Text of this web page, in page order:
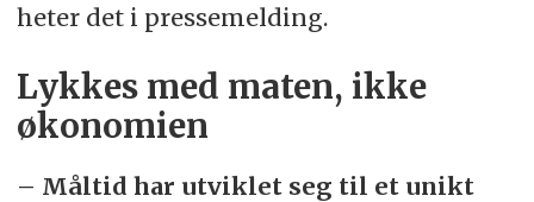
heter det i pressemelding.
Lykkes med maten, ikke
økonomien
– Måltid har utviklet seg til et unikt